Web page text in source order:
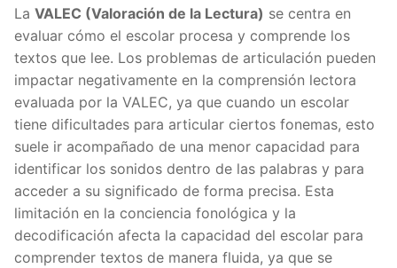
La VALEC (Valoración de la Lectura) se centra en
evaluar cómo el escolar procesa y comprende los
textos que lee. Los problemas de articulación pueden
impactar negativamente en la comprensión lectora
evaluada por la VALEC, ya que cuando un escolar
tiene dificultades para articular ciertos fonemas, esto
suele ir acompañado de una menor capacidad para
identificar los sonidos dentro de las palabras y para
acceder a su significado de forma precisa. Esta
limitación en la conciencia fonológica y la
decodificación afecta la capacidad del escolar para
comprender textos de manera fluida, ya que se